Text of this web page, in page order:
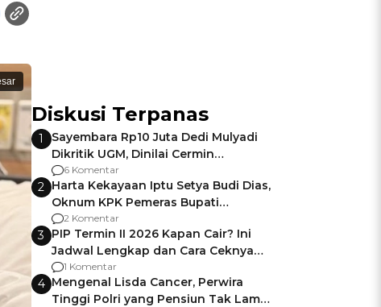
Diskusi Terpanas
1
Sayembara Rp10 Juta Dedi Mulyadi
Dikritik UGM, Dinilai Cermin
Gagalnya Negara Jamin Keamanan
6 Komentar
2 Harta Kekayaan Iptu Setya Budi Dias,
Oknum KPK Pemeras Bupati
Pemalang
2 Komentar
3 PIP Termin II 2026 Kapan Cair? Ini
Jadwal Lengkap dan Cara Ceknya
agar Dana Tidak Hangus!
1 Komentar
4 Mengenal Lisda Cancer, Perwira
Tinggi Polri yang Pensiun Tak Lama